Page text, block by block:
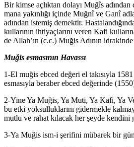
Bir kimse açlıktan dolayı Muğîs
mana yakınlığı içinde Muğnî ve Ganî
adından istemiş demektir.
kullarının ihtiyaçlarını veren Kafi
de Allah’ın (c.c.) Muğis Adının
Muğis esmasının Havassı
1-El muğis ebced değeri el takısıyla
esmasıyla beraber ebced değerinde
2-Yine Ya Muğis, Ya Muti, Ya Kafi, Ya
bu etki yoksulluklarını gidermekle
mutlu ve rahat kılacak her şeyde kendini
3-Ya Muğis ism-i şerifini mübarek bir gün